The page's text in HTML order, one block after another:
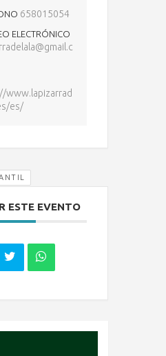
658015054
ELECTRÓNICO
www.lapizarrad
es/
ESTE EVENTO